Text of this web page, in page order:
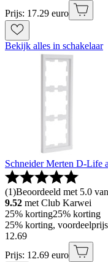
Prijs: 17.29 euro
Bekijk alles in schakelaar
Schneider Merten D-Life
(1)Beoordeeld met 5.0
9.52 met Club Karwei
25% korting25% korting
25% korting,
12.69
Prijs: 12.69 euro